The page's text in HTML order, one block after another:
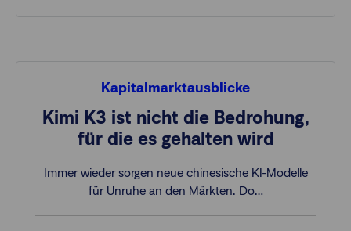
Kapitalmarktausblicke
Kimi K3 ist nicht die Bedrohung,
für die es gehalten wird
Immer wieder sorgen neue chinesische KI-Modelle
für Unruhe an den Märkten. Do…